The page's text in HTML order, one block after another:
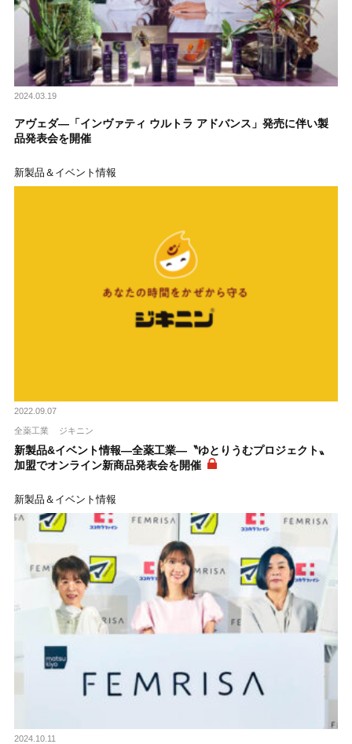
2024.03.19
アヴェダ―「インヴァティ ウルトラ アドバンス」発売に伴い製
品発表会を開催
新製品＆イベント情報
2022.09.07
全薬工業 ジキニン
新製品&イベント情報―全薬工業―〝ゆとりうむプロジェクト〟
加盟でオンライン新商品発表会を開催
新製品＆イベント情報
2024.10.11